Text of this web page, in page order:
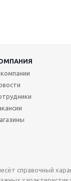
справочный